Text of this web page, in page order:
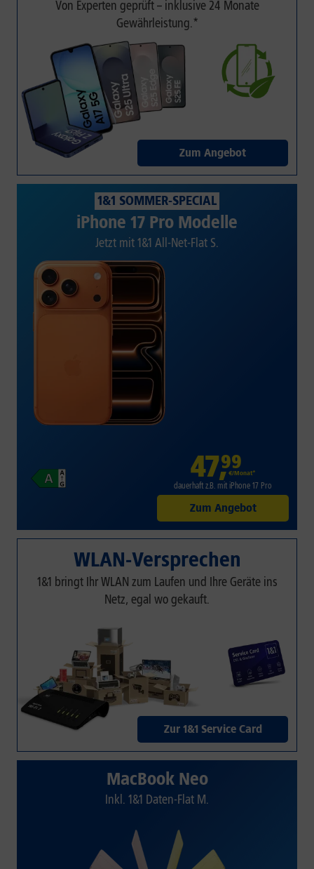
Von Experten geprüft – inklusive 24 Monate
Gewährleistung.*
Zum Angebot
1&1 SOMMER-SPECIAL
iPhone 17 Pro Modelle
Jetzt mit 1&1 All-Net-Flat S.
47,99
€/Monat*
dauerhaft z.B. mit iPhone 17 Pro
Zum Angebot
WLAN-Versprechen
1&1 bringt Ihr WLAN zum Laufen und Ihre Geräte ins
Netz, egal wo gekauft.
Zur 1&1 Service Card
MacBook Neo
Inkl. 1&1 Daten-Flat M.